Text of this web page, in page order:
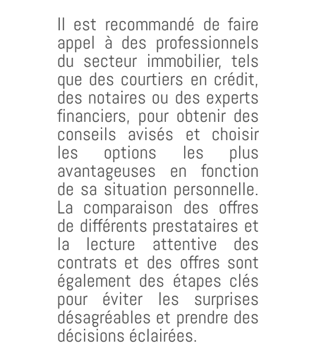
Il est recommandé de faire
appel à des professionnels
du secteur immobilier, tels
que des courtiers en crédit,
des notaires ou des experts
financiers, pour obtenir des
conseils avisés et choisir
les options les plus
avantageuses en fonction
de sa situation personnelle.
La comparaison des offres
de différents prestataires et
la lecture attentive des
contrats et des offres sont
également des étapes clés
pour éviter les surprises
désagréables et prendre des
décisions éclairées.